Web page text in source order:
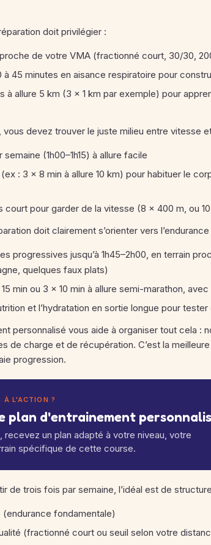
doit privilégier :
proche de votre VMA (fractionné court, 30/30,
45 minutes en aisance respiratoire pour
à allure 5 km (3 × 1 km par exemple) pour
vous devez trouver le juste milieu entre vitesse
semaine (1h00–1h15) à allure facile
: 3 × 8 min à allure 10 km) pour habituer le
court pour garder de la vitesse (8 × 400 m, ou 10
doit clairement s’orienter vers l’endurance
progressives jusqu’à 1h45–2h00, en terrain
quelques faux plats)
min ou 3 × 10 min à allure semi-marathon,
et l’hydratation en sortie longue pour
personnalisé vous aide à organiser tout cela :
de charge et de récupération. C’est la
progression.
À L'ACTION ?
plan d'entrainement
recevez un plan adapté à votre niveau, votre
spécifique de cette course.
de trois fois par semaine, l’idéal est de
(endurance fondamentale)
(fractionné court ou seuil selon votre